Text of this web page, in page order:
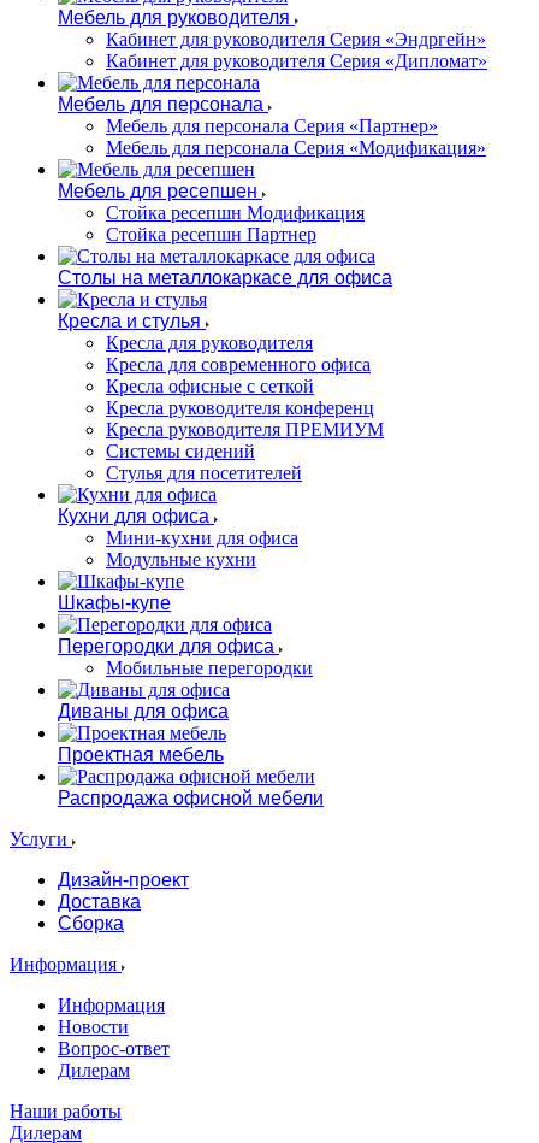
Мебель для руководителя
Кабинет для руководителя Серия «Эндргейн»
Кабинет для руководителя Серия «Дипломат»
Мебель для персонала
Мебель для персонала Серия «Партнер»
Мебель для персонала Серия «Модификация»
Мебель для ресепшен
Стойка ресепшн Модификация
Стойка ресепшн Партнер
Столы на металлокаркасе для офиса
Кресла и стулья
Кресла для руководителя
Кресла для современного офиса
Кресла офисные с сеткой
Кресла руководителя конференц
Кресла руководителя ПРЕМИУМ
Системы сидений
Стулья для посетителей
Кухни для офиса
Мини-кухни для офиса
Модульные кухни
Шкафы-купе
Перегородки для офиса
Мобильные перегородки
Диваны для офиса
Проектная мебель
Распродажа офисной мебели
Услуги
Дизайн-проект
Доставка
Сборка
Информация
Информация
Новости
Вопрос-ответ
Дилерам
Наши работы
Дилерам